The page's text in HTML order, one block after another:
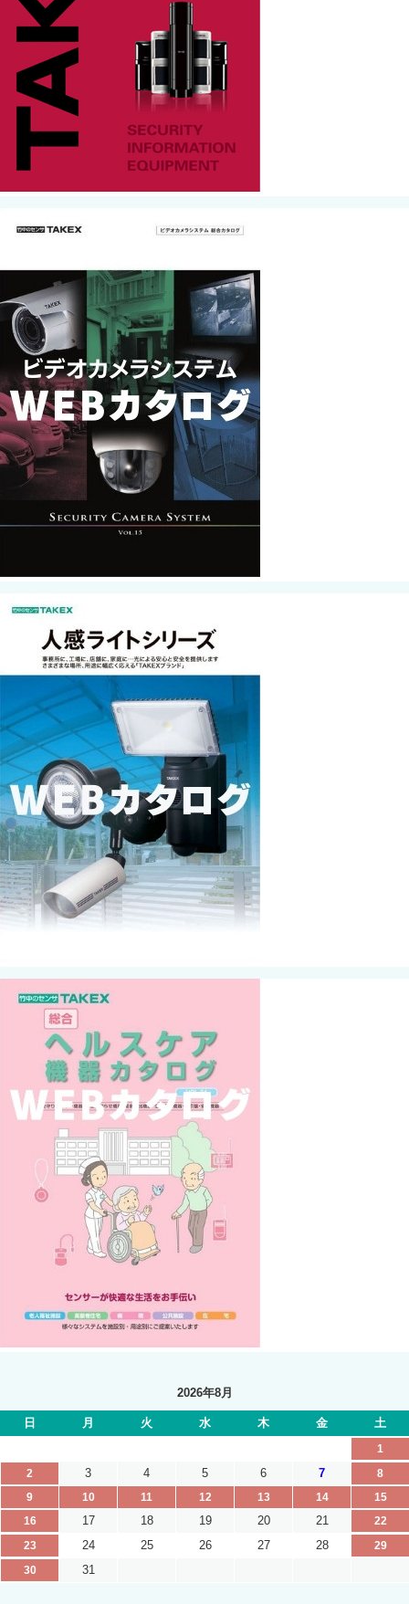
2026年8月
日 月 火 水 木 金 土
1
2
3 4 5 6 7
8
9
10 11 12 13 14
15
16
17 18 19 20 21
22
23
24 25 26 27 28
29
30
31